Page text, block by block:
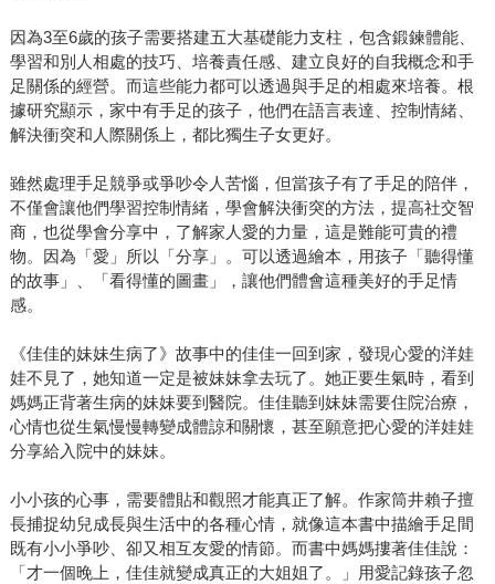
因為3至6歲的孩子需要搭建五大基礎能力支柱，包含鍛鍊體能、
學習和別人相處的技巧、培養責任感、建立良好的自我概念和手
足關係的經營。而這些能力都可以透過與手足的相處來培養。根
據研究顯示，家中有手足的孩子，他們在語言表達、控制情緒、
解決衝突和人際關係上，都比獨生子女更好。
雖然處理手足競爭或爭吵令人苦惱，但當孩子有了手足的陪伴，
不僅會讓他們學習控制情緒，學會解決衝突的方法，提高社交智
商，也從學會分享中，了解家人愛的力量，這是難能可貴的禮
物。因為「愛」所以「分享」。可以透過繪本，用孩子「聽得懂
的故事」、「看得懂的圖畫」，讓他們體會這種美好的手足情
感。
《佳佳的妹妹生病了》故事中的佳佳一回到家，發現心愛的洋娃
娃不見了，她知道一定是被妹妹拿去玩了。她正要生氣時，看到
媽媽正背著生病的妹妹要到醫院。佳佳聽到妹妹需要住院治療，
心情也從生氣慢慢轉變成體諒和關懷，甚至願意把心愛的洋娃娃
分享給入院中的妹妹。
小小孩的心事，需要體貼和觀照才能真正了解。作家筒井賴子擅
長捕捉幼兒成長與生活中的各種心情，就像這本書中描繪手足間
既有小小爭吵、卻又相互友愛的情節。而書中媽媽摟著佳佳說：
「才一個晚上，佳佳就變成真正的大姐姐了。」用愛記錄孩子忽